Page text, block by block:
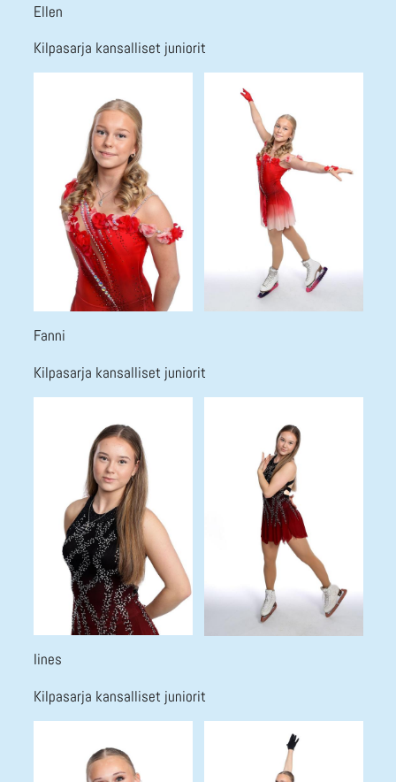
Ellen
Kilpasarja kansalliset juniorit
Fanni
Kilpasarja kansalliset juniorit
Iines
Kilpasarja kansalliset juniorit